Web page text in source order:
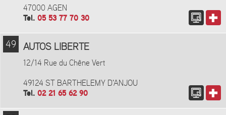
47000 AGEN
Tel. 05 53 77 70 30
49 AUTOS LIBERTE
12/14 Rue du Chêne Vert
49124 ST BARTHELEMY D'ANJOU
Tel. 02 21 65 62 90